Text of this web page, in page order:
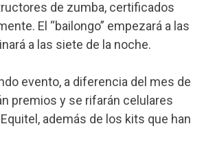
de zumba, certificados
El “bailongo” empezará a las
a las siete de la noche.
evento, a diferencia del mes de
premios y se rifarán celulares
además de los kits que han